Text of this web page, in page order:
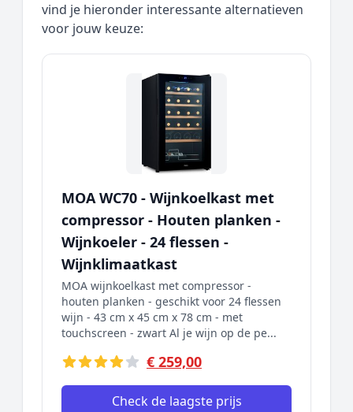
vind je hieronder interessante alternatieven
voor jouw keuze:
MOA WC70 - Wijnkoelkast met
compressor - Houten planken -
Wijnkoeler - 24 flessen -
Wijnklimaatkast
MOA wijnkoelkast met compressor -
houten planken - geschikt voor 24 flessen
wijn - 43 cm x 45 cm x 78 cm - met
touchscreen - zwart Al je wijn op de pe...
€ 259,00
Check de laagste prijs